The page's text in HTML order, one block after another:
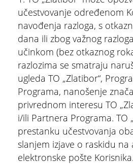
učestvovanje određenom
navođenja razloga, s
dana ili zbog važnog
učinkom (bez otkaznog
razlozima se smatraju
ugleda TO „Zlatibor“,
Programa, nanošenje
privrednom interesu TO
i/ili Partnera Programa. TO
prestanku učestvovanja
slanjem izjave o raskidu na
elektronske pošte Korisnika.